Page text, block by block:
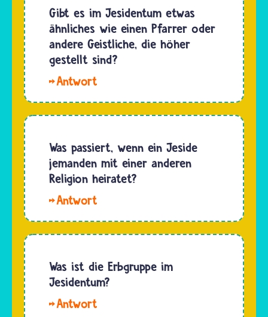
Babys so
früh wie
möglich
Gott
anvertrauen.
brauchen
Wasser
zum
Überleben.
Darum
gilt
Wasser als
Symbol
Leben…
Gibt es im Jesidentum etwas
ähnliches wie einen Pfarrer oder
andere Geistliche, die höher
gestellt sind?
Im
gibt es
als
religiöse
Würdenträger
die
beiden
Gruppen
Scheichs
und Pirs,
ihre…
Was passiert, wenn ein Jeside
jemanden mit einer anderen
Religion heiratet?
Eines der
Gebote
im
ist, dass
Was ist die Erbgruppe im
Jesidentum?